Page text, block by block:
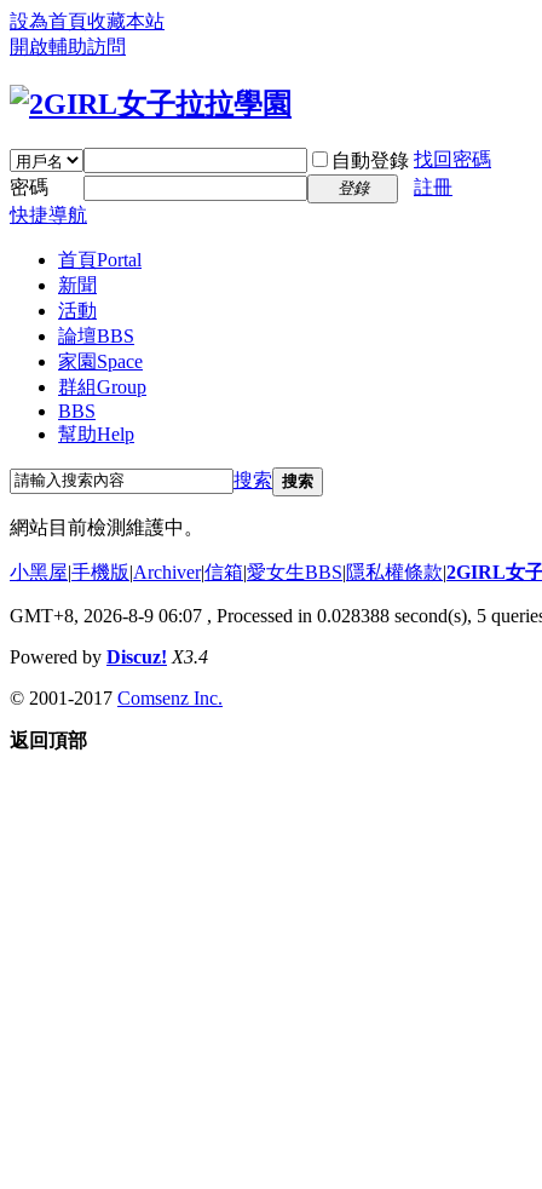
設為首頁收藏本站
開啟輔助訪問
自動登錄 找回密碼
密碼
登錄
註冊
快捷導航
首頁Portal
新聞
活動
論壇BBS
家園 Space
群組Group
BBS
幫助Help
搜索 搜索
網站目前檢測維護中。
小黑屋|手機版|Archiver|信箱|愛女生BBS|隱私權條款|2GIRL女
GMT+8, 2026-8-9 06:07 , Processed in 0.028388 second(s), 5
Powered by Discuz! X3.4
© 2001-2017 Comsenz Inc.
返回頂部